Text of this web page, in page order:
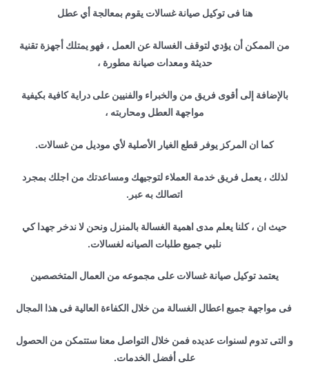
هنا فى توكيل صيانة غسالات يقوم بمعالجة أي عطل
من الممكن أن يؤدي لتوقف الغسالة عن العمل ، فهو يمتلك أجهزة تقنية
حديثة ومعدات صيانة مطورة ،
بالإضافة إلى أقوى فريق من والخبراء والفنيين على دراية كافية بكيفية
مواجهة العطل ومحاربته ،
كما ان المركز يوفر قطع الغيار الأصلية لأي موديل من غسالات.
لذلك ، يعمل فريق خدمة العملاء لتوجيهك ومساعدتك من اجلك بمجرد
اتصالك به عبر.
حيث ان ، كلنا يعلم مدى اهمية الغسالة بالمنزل ونحن لا ندخر جهدا كي
نلبي جميع طلبات الصيانه لغسالات.
يعتمد توكيل صيانة غسالات على مجموعه من العمال المتخصصين
فى مواجهة جميع اعطال الغسالة من خلال الكفاءة العالية فى هذا المجال
و التى تدوم لسنوات عديده فمن خلال التواصل معنا ستتمكن من الحصول
على أفضل الخدمات.